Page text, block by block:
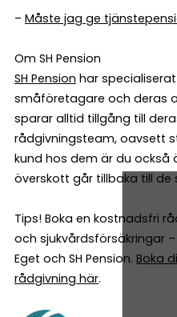
– Måste jag ge
Om SH Pension
SH Pension har
småföretagare och deras
sparar alltid tillgång till
rådgivningsteam, oavsett
kund hos dem är du också
överskott går tillbaka till de
Tips! Boka en kostnadsfri
och sjukvårdsförsäkringar
Eget och SH Pension. Boka
rådgivning här.